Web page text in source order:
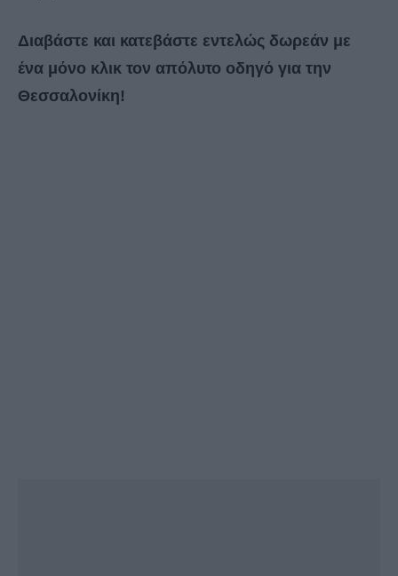
Διαβάστε και κατεβάστε εντελώς δωρεάν με
ένα μόνο κλικ τον απόλυτο οδηγό για την
Θεσσαλονίκη!